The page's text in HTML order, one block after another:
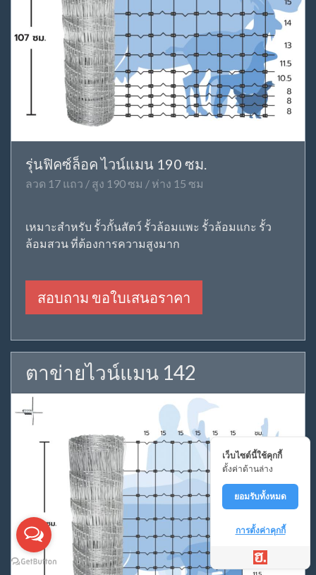
รุ่นฟิคซ์ล็อค ไวน์แมน 190 ซม.
ลวด 17 แถว / สูง 190 ซม / ห่าง 15 ซม
เหมาะสำหรับ รั้วกั้นสัตว์ รั้วล้อมแพะ รั้วล้อมแกะ รั้ว
ล้อมสวน ที่ต้องการความสูงมาก
สอบถาม ขอใบเสนอราคา
ตาข่ายไวน์แมน 142
เว็บไซต์นี้ใช้คุกกี้
ตั้งค่าด้านล่าง
ยอมรับทั้งหมด
การตั้งค่าคุกกี้